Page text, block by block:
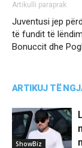
Artikulli paraprak
Juventusi jep
të fundit të
Bonuccit dhe
ARTIKUJ TË
ShowBiz